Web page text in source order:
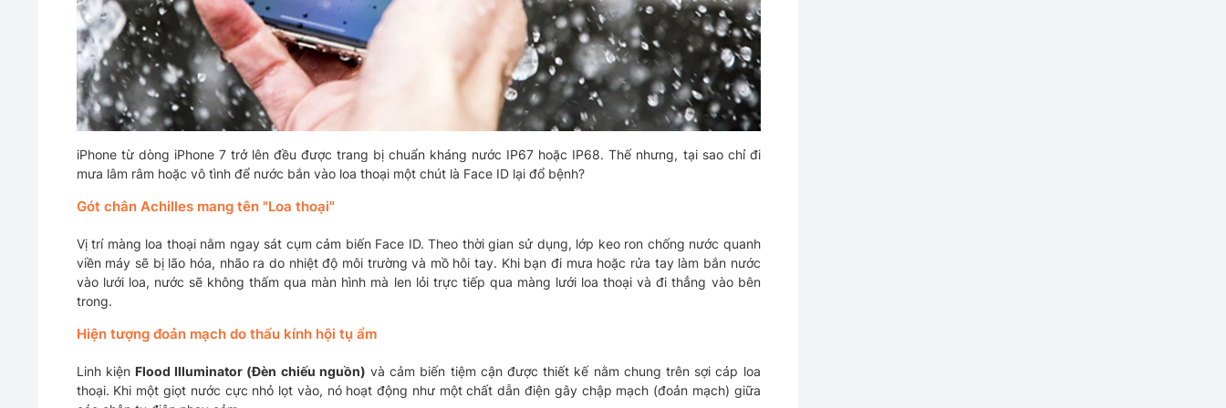
iPhone từ dòng iPhone 7 trở lên đều được trang bị chuẩn kháng nước IP67 hoặc IP68. Thế nhưng, tại sao chỉ đi
mưa lâm râm hoặc vô tình để nước bắn vào loa thoại một chút là Face ID lại đổ bệnh?
Gót chân Achilles mang tên "Loa thoại"
Vị trí màng loa thoại nằm ngay sát cụm cảm biến Face ID. Theo thời gian sử dụng, lớp keo ron chống nước quanh
viền máy sẽ bị lão hóa, nhão ra do nhiệt độ môi trường và mồ hôi tay. Khi bạn đi mưa hoặc rửa tay làm bắn nước
vào lưới loa, nước sẽ không thấm qua màn hình mà len lỏi trực tiếp qua màng lưới loa thoại và đi thẳng vào bên
trong.
Hiện tượng đoản mạch do thấu kính hội tụ ẩm
Linh kiện Flood Illuminator (Đèn chiếu nguồn) và cảm biến tiệm cận được thiết kế nằm chung trên sợi cáp loa
thoại. Khi một giọt nước cực nhỏ lọt vào, nó hoạt động như một chất dẫn điện gây chập mạch (đoản mạch) giữa